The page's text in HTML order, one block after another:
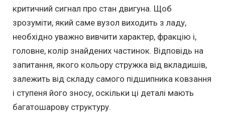
критичний сигнал про стан двигуна. Щоб
зрозуміти, який саме вузол виходить з ладу,
необхідно уважно вивчити характер, фракцію і,
головне, колір знайдених частинок. Відповідь на
запитання, якого кольору стружка від вкладишів,
залежить від складу самого підшипника ковзання
і ступеня його зносу, оскільки ці деталі мають
багатошарову структуру.